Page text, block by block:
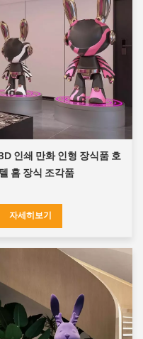
인쇄 만화 인형 장식품 호
텔 홈 장식 조각품
자세히보기